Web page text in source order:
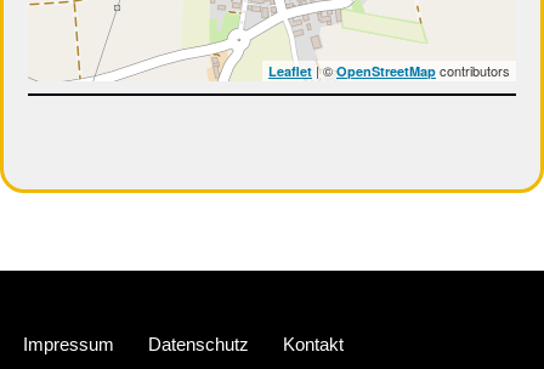
Leaflet | ©OpenStreetMap contributors
Impressum Datenschutz Kontakt